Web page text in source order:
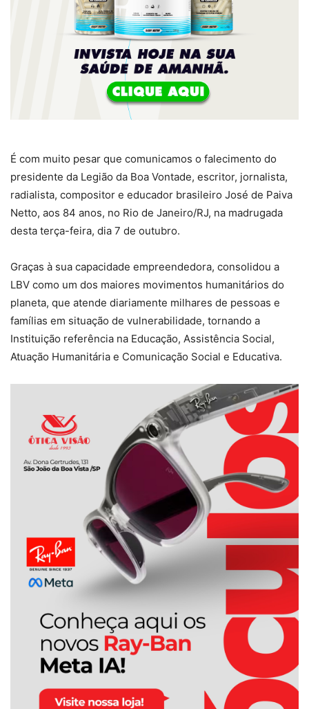
É com muito pesar que comunicamos o falecimento do
presidente da Legião da Boa Vontade, escritor, jornalista,
radialista, compositor e educador brasileiro José de Paiva
Netto, aos 84 anos, no Rio de Janeiro/RJ, na madrugada
desta terça-feira, dia 7 de outubro.
Graças à sua capacidade empreendedora, consolidou a
LBV como um dos maiores movimentos humanitários do
planeta, que atende diariamente milhares de pessoas e
famílias em situação de vulnerabilidade, tornando a
Instituição referência na Educação, Assistência Social,
Atuação Humanitária e Comunicação Social e Educativa.